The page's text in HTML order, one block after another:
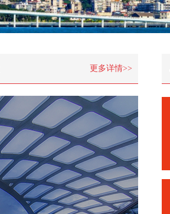
更多详情>>